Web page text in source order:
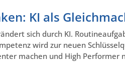
KI als
sich durch KI.
wird zur neuen
machen und High Performer